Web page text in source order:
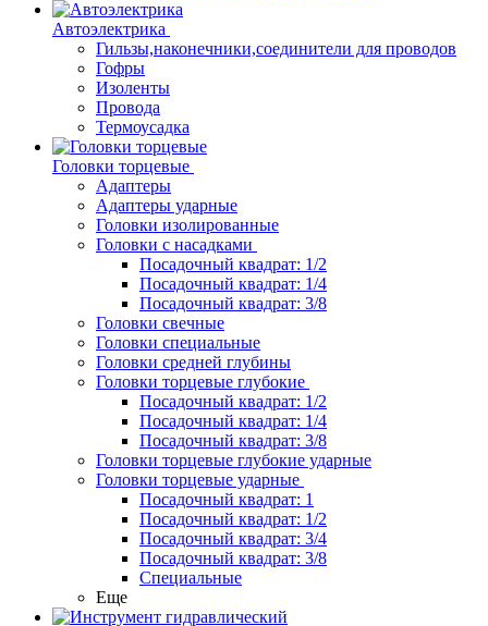
Автоэлектрика
Гильзы,наконечники,соединители для проводов
Гофры
Изоленты
Провода
Термоусадка
Головки торцевые
Адаптеры
Адаптеры ударные
Головки изолированные
Головки с насадками
Посадочный квадрат: 1/2
Посадочный квадрат: 1/4
Посадочный квадрат: 3/8
Головки свечные
Головки специальные
Головки средней глубины
Головки торцевые глубокие
Посадочный квадрат: 1/2
Посадочный квадрат: 1/4
Посадочный квадрат: 3/8
Головки торцевые глубокие ударные
Головки торцевые ударные
Посадочный квадрат: 1
Посадочный квадрат: 1/2
Посадочный квадрат: 3/4
Посадочный квадрат: 3/8
Специальные
Еще